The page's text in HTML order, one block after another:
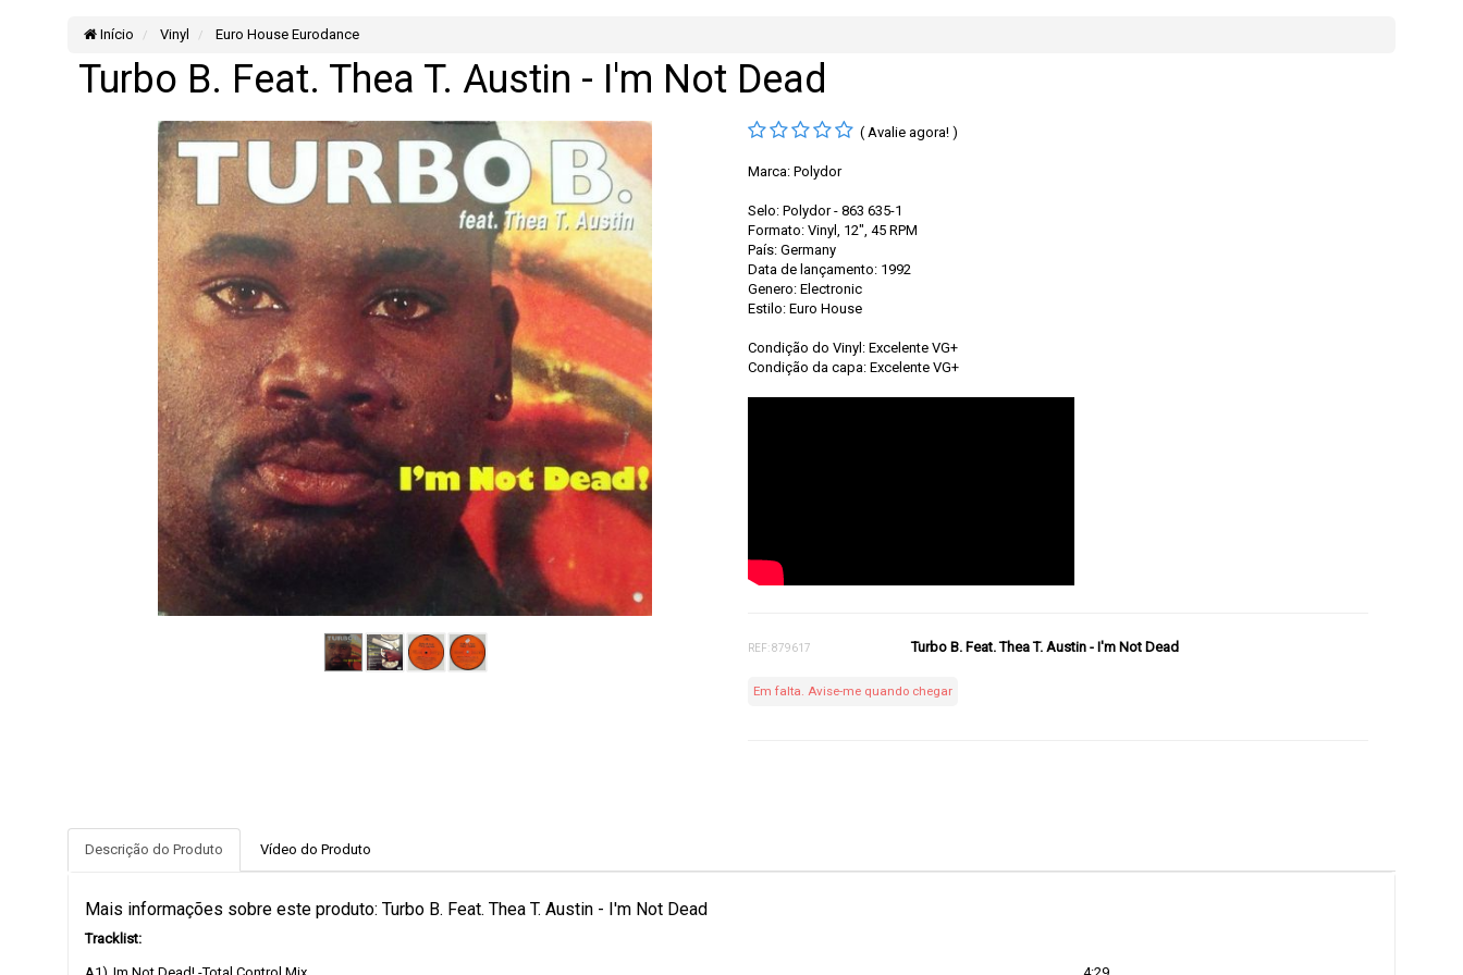
Início Vinyl Euro House Eurodance
Turbo B. Feat. Thea T. Austin - I'm Not Dead
( Avalie agora! )
Marca: Polydor
Selo: Polydor - 863 635-1
Formato: Vinyl, 12", 45 RPM
País: Germany
Data de lançamento: 1992
Genero: Electronic
Estilo: Euro House
Condição do Vinyl: Excelente VG+
Condição da capa: Excelente VG+
REF: 879617 Turbo B. Feat. Thea T. Austin - I'm Not Dead
Em falta. Avise-me quando chegar
Descrição do Produto Vídeo do Produto
Mais informações sobre este produto: Turbo B. Feat. Thea T. Austin - I'm Not Dead
Tracklist: